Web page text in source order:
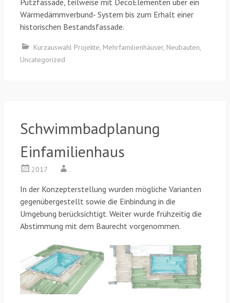
Putzfassade, teilweise mit DecoElementen über ein
Wärmedämmverbund- System bis zum Erhalt einer
historischen Bestandsfassade.
Kurzauswahl Projekte, Mehrfamilienhäuser, Neubauten,
Uncategorized
Schwimmbadplanung
Einfamilienhaus
2017 .
In der Konzepterstellung wurden mögliche Varianten
gegenübergestellt sowie die Einbindung in die
Umgebung berücksichtigt. Weiter wurde frühzeitig die
Abstimmung mit dem Baurecht vorgenommen.